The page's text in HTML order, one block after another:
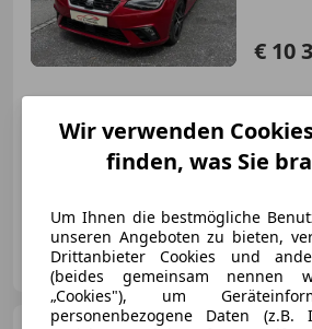
€ 10
MAT Autohandel
AT-6700 Bludenz
Wir verwenden
finden, was Sie
Um Ihnen die bestmögliche
unseren Angeboten zu bieten,
Drittanbieter Cookies und
(beides gemeinsam nennen
„Cookies"), um
personenbezogene Daten (z.B.